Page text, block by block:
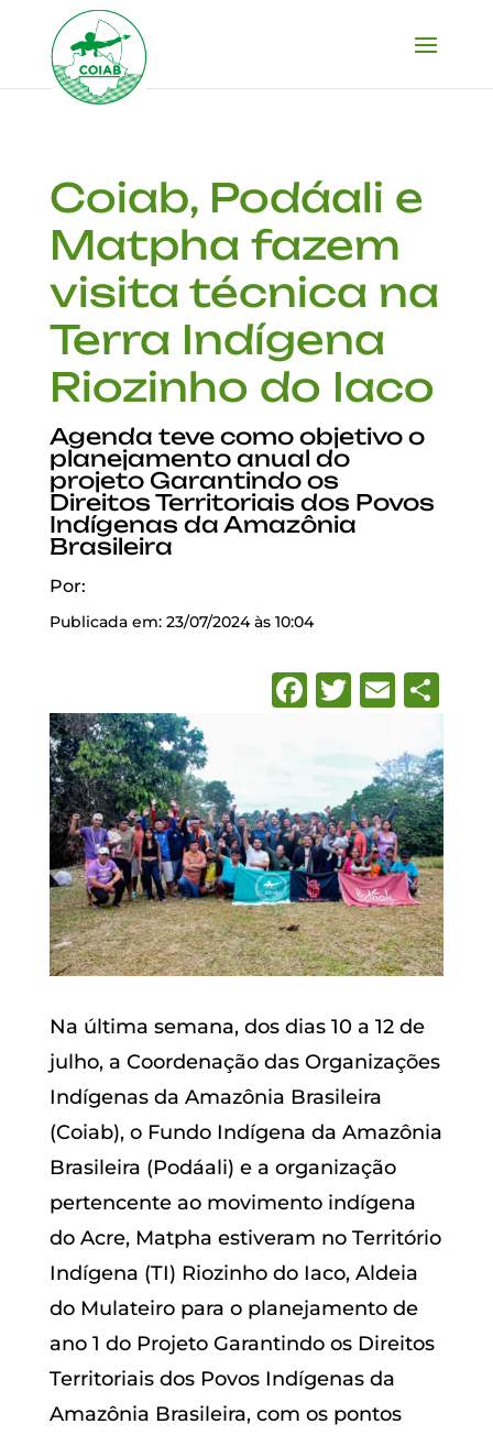
Coiab, Podáali e
Matpha fazem
visita técnica na
Terra Indígena
Riozinho do Iaco
Agenda teve como objetivo o
planejamento anual do
projeto Garantindo os
Direitos Territoriais dos Povos
Indígenas da Amazônia
Brasileira
Por:
Publicada em: 23/07/2024 às 10:04
Facebook
Twitter
Na última semana, dos dias 10 a 12 de
julho, a Coordenação das Organizações
Indígenas da Amazônia Brasileira
(Coiab), o Fundo Indígena da Amazônia
Brasileira (Podáali) e a organização
pertencente ao movimento indígena
do Acre, Matpha estiveram no Território
Indígena (TI) Riozinho do Iaco, Aldeia
do Mulateiro para o planejamento de
ano 1 do Projeto Garantindo os Direitos
Territoriais dos Povos Indígenas da
Amazônia Brasileira, com os pontos